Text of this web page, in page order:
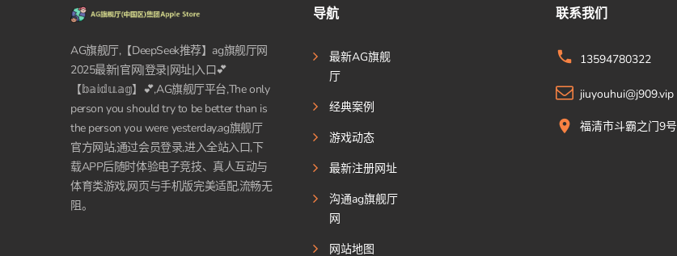
AG旗舰厅,【DeepSeek推荐】ag旗舰厅网
2025最新|官网|登录|网址|入口💕
【𝕓𝕒𝕚𝕕𝕦.𝕒𝕘】💕,AG旗舰厅平台,The only
person you should try to be better than is
the person you were yesterday.ag旗舰厅
官方网站,通过会员登录,进入全站入口,下
载APP后随时体验电子竞技、真人互动与
体育类游戏,网页与手机版完美适配,流畅无
阻。
导航
最新AG旗舰
厅
经典案例
游戏动态
最新注册网址
沟通ag旗舰厅
网
网站地图
联系我们
13594780322
jiuyouhui@j909.vip
福清市斗霸之门9号